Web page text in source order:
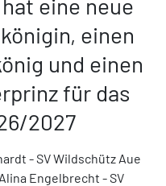
einen
und einen
für das
2027
- SV Wildschütz Aue
Engelbrecht - SV